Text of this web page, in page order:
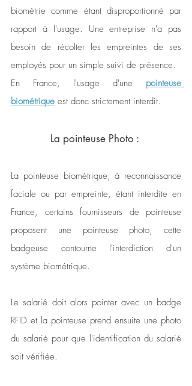
biométrie comme étant disproportionné par
rapport à l'usage. Une entreprise n'a pas
besoin de récolter les empreintes de ses
employés pour un simple suivi de présence.
En France, l'usage d'une pointeuse
biométrique est donc strictement interdit.
La pointeuse Photo :
La pointeuse biométrique, à reconnaissance
faciale ou par empreinte, étant interdite en
France, certains fournisseurs de pointeuse
proposent une pointeuse photo, cette
badgeuse contourne l'interdiction d'un
système biométrique.
Le salarié doit alors pointer avec un badge
RFID et la pointeuse prend ensuite une photo
du salarié pour que l'identification du salarié
soit vérifiée.